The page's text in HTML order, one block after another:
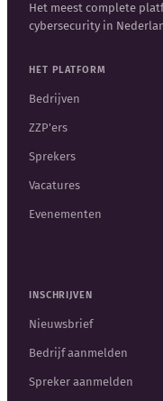
Het meest complete
cybersecurity in
HET PLATFORM
Bedrijven
ZZP'ers
Sprekers
Vacatures
Evenementen
INSCHRIJVEN
Nieuwsbrief
Bedrijf aanmelden
Spreker aanmelden